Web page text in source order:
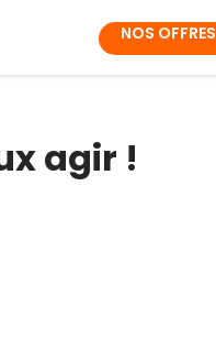
NOS OFFRES
agir !